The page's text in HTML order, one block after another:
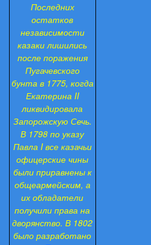
Последних
остатков
независимости
казаки лишились
после поражения
Пугачевского
бунта в 1775, когда
Екатерина II
ликвидировала
Запорожскую Сечь.
В 1798 по указу
Павла I все казачьи
офицерские чины
были приравнены к
общеармейским, а
их обладатели
получили права на
дворянство. В 1802
было разработано